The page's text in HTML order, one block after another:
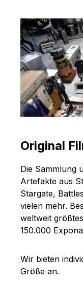
Original
Die Sammlung
Artefakte aus
Stargate,
vielen mehr.
weltweit
150.000
Wir bieten
Größe an.